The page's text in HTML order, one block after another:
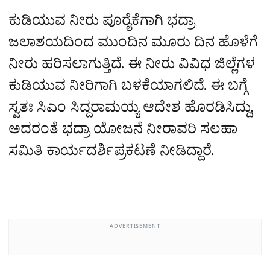
ಕುಡಿಯುವ ನೀರು ಪೂರೈಕೆಗಾಗಿ ಭದ್ರಾ
ಜಲಾಶಯದಿಂದ ಮುಂದಿನ ಮೂರು ದಿನ ಹೊಳೆಗೆ
ನೀರು ಹರಿಸಲಾಗುತ್ತಿದೆ. ಈ ನೀರು ವಿವಿಧ ಜಿಲ್ಲೆಗಳ
ಕುಡಿಯುವ ನೀರಿಗಾಗಿ ಬಳಕೆಯಾಗಲಿದೆ. ಈ ಬಗ್ಗೆ
ಸ್ವತಃ ಸಿಎಂ ಸಿದ್ದರಾಮಯ್ಯ ಆದೇಶ ಹೊರಡಿಸಿದ್ದು,
ಅದರಂತೆ ಭದ್ರಾ ಯೋಜನೆ ನೀರಾವರಿ ಸಲಹಾ
ಸಮಿತಿ ಕಾರ್ಯದರ್ಶಿಪ್ರಕಟಣೆ ನೀಡಿದ್ದಾರೆ.
ADVERTISEMENT